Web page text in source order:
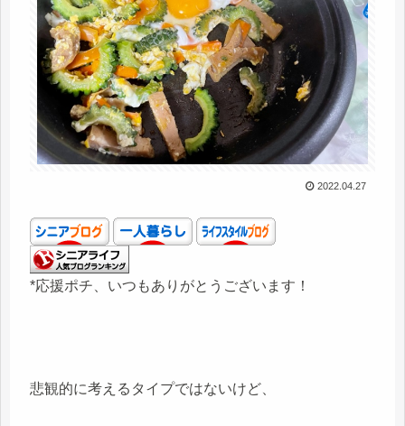
2022.04.27
*応援ポチ、いつもありがとうございます！
悲観的に考えるタイプではないけど、